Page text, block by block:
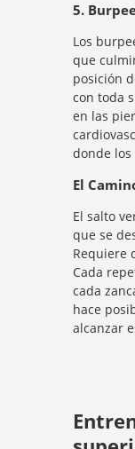
5.
Los
que
posición
con toda
en las
donde
El
El salto
que se
Requiere
Cada
cada
hace
alcanzar